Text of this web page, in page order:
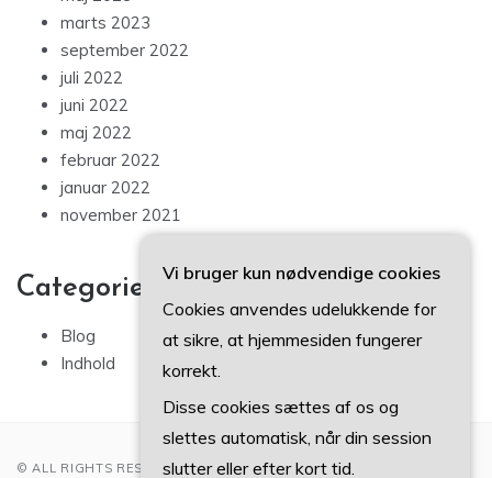
marts 2023
september 2022
juli 2022
juni 2022
maj 2022
februar 2022
januar 2022
november 2021
Categories
Blog
Indhold
© ALL RIGHTS RESERVED 2022
Vi bruger kun nødvendige cookies
Cookies anvendes udelukkende for
at sikre, at hjemmesiden fungerer
korrekt.
Disse cookies sættes af os og
slettes automatisk, når din session
slutter eller efter kort tid.